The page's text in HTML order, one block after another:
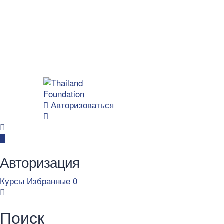
Авторизоваться
Авторизация
Курсы Избранные 0
Поиск